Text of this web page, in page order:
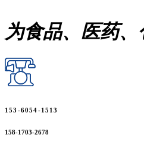
为食品、医药
153-6054-1513
158-1703-2678